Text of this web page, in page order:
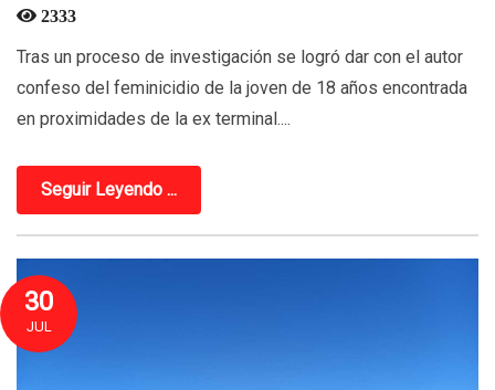
2333
Tras un proceso de investigación se logró dar con el autor
confeso del feminicidio de la joven de 18 años encontrada
en proximidades de la ex terminal....
Seguir Leyendo ...
30
JUL